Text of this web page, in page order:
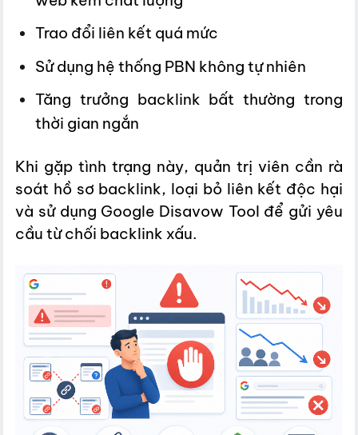
Trao đổi liên kết quá mức
Sử dụng hệ thống PBN không tự nhiên
Tăng trưởng backlink bất thường trong
thời gian ngắn
Khi gặp tình trạng này, quản trị viên cần rà
soát hồ sơ backlink, loại bỏ liên kết độc hại
và sử dụng Google Disavow Tool để gửi yêu
cầu từ chối backlink xấu.